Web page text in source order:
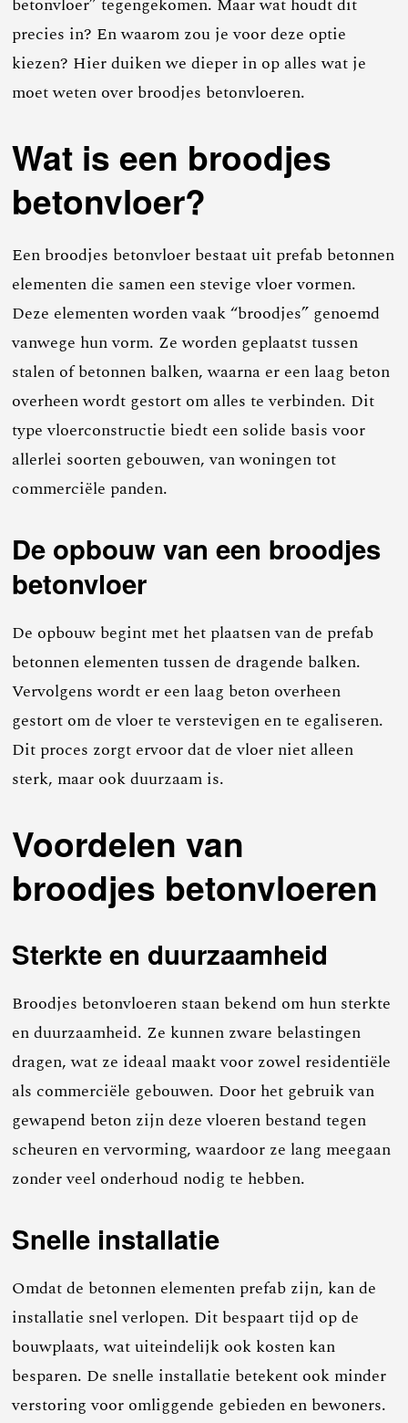
precies in? En waarom zou je voor deze optie
kiezen? Hier duiken we dieper in op alles wat je
moet weten over broodjes betonvloeren.
Wat is een broodjes
betonvloer?
Een broodjes betonvloer bestaat uit prefab betonnen
elementen die samen een stevige vloer vormen.
Deze elementen worden vaak “broodjes” genoemd
vanwege hun vorm. Ze worden geplaatst tussen
stalen of betonnen balken, waarna er een laag beton
overheen wordt gestort om alles te verbinden. Dit
type vloerconstructie biedt een solide basis voor
allerlei soorten gebouwen, van woningen tot
commerciële panden.
De opbouw van een broodjes
betonvloer
De opbouw begint met het plaatsen van de prefab
betonnen elementen tussen de dragende balken.
Vervolgens wordt er een laag beton overheen
gestort om de vloer te verstevigen en te egaliseren.
Dit proces zorgt ervoor dat de vloer niet alleen
sterk, maar ook duurzaam is.
Voordelen van
broodjes betonvloeren
Sterkte en duurzaamheid
Broodjes betonvloeren staan bekend om hun sterkte
en duurzaamheid. Ze kunnen zware belastingen
dragen, wat ze ideaal maakt voor zowel residentiële
als commerciële gebouwen. Door het gebruik van
gewapend beton zijn deze vloeren bestand tegen
scheuren en vervorming, waardoor ze lang meegaan
zonder veel onderhoud nodig te hebben.
Snelle installatie
Omdat de betonnen elementen prefab zijn, kan de
installatie snel verlopen. Dit bespaart tijd op de
bouwplaats, wat uiteindelijk ook kosten kan
besparen. De snelle installatie betekent ook minder
verstoring voor omliggende gebieden en bewoners.